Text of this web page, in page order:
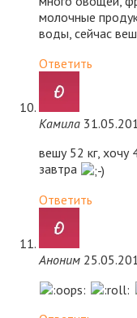
молочные
воды, сейчас
Ответить
Камила
вешу 52 кг, хочу
завтра
Ответить
Аноним